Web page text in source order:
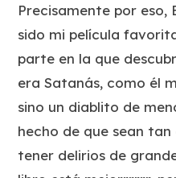
Precisamente por eso,
sido mi película
parte en la que
era Satanás, como él
sino un diablito de
hecho de que sean
tener delirios de